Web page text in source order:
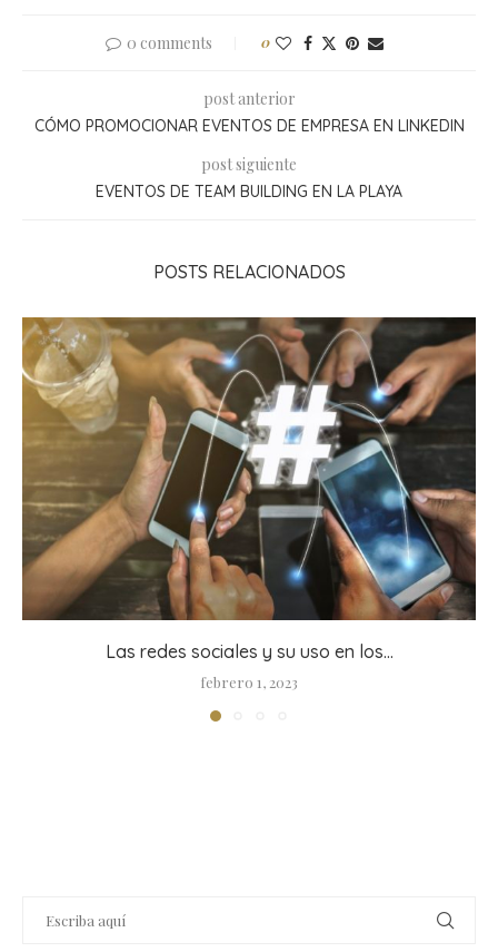
0 comments 0
post anterior
CÓMO PROMOCIONAR EVENTOS DE EMPRESA EN LINKEDIN
post siguiente
EVENTOS DE TEAM BUILDING EN LA PLAYA
POSTS RELACIONADOS
Las redes sociales y su uso en los...
febrero 1, 2023